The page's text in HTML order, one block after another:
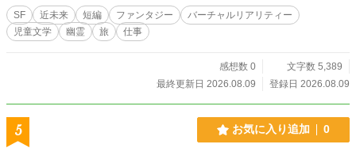
SF 近未来 短編 ファンタジー
バーチャルリアリティー
児童文学
幽霊 旅 仕事
感想数 0
文字数 5,389
最終更新日 2026.08.09
登録日 2026.08.09
5 お気に入り追加 0